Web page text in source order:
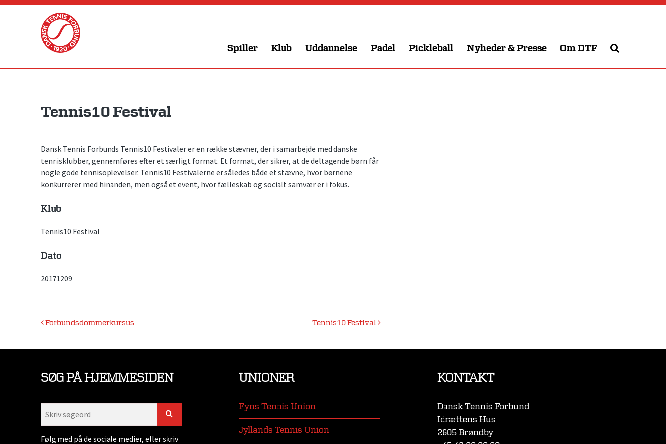
Skip
Spiller Klub Uddannelse Padel Pickleball Nyheder & Presse Om DTF
Tennis10 Festival
Dansk Tennis Forbunds Tennis10 Festivaler er en række stævner, der i samarbejde med danske
tennisklubber, gennemføres efter et særligt format. Et format, der sikrer, at de deltagende børn får
nogle gode tennisoplevelser. Tennis10 Festivalerne er således både et stævne, hvor børnene
konkurrerer med hinanden, men også et event, hvor fælleskab og socialt samvær er i fokus.
Klub
Tennis10 Festival
Dato
20171209
Indlægsnavigation
Forbundsdommerkursus Tennis10 Festival
SØG PÅ HJEMMESIDEN
Følg med på de sociale medier, eller skriv
UNIONER
Fyns Tennis Union
Jyllands Tennis Union
KONTAKT
Dansk Tennis Forbund
Idrættens Hus
2605 Brøndby